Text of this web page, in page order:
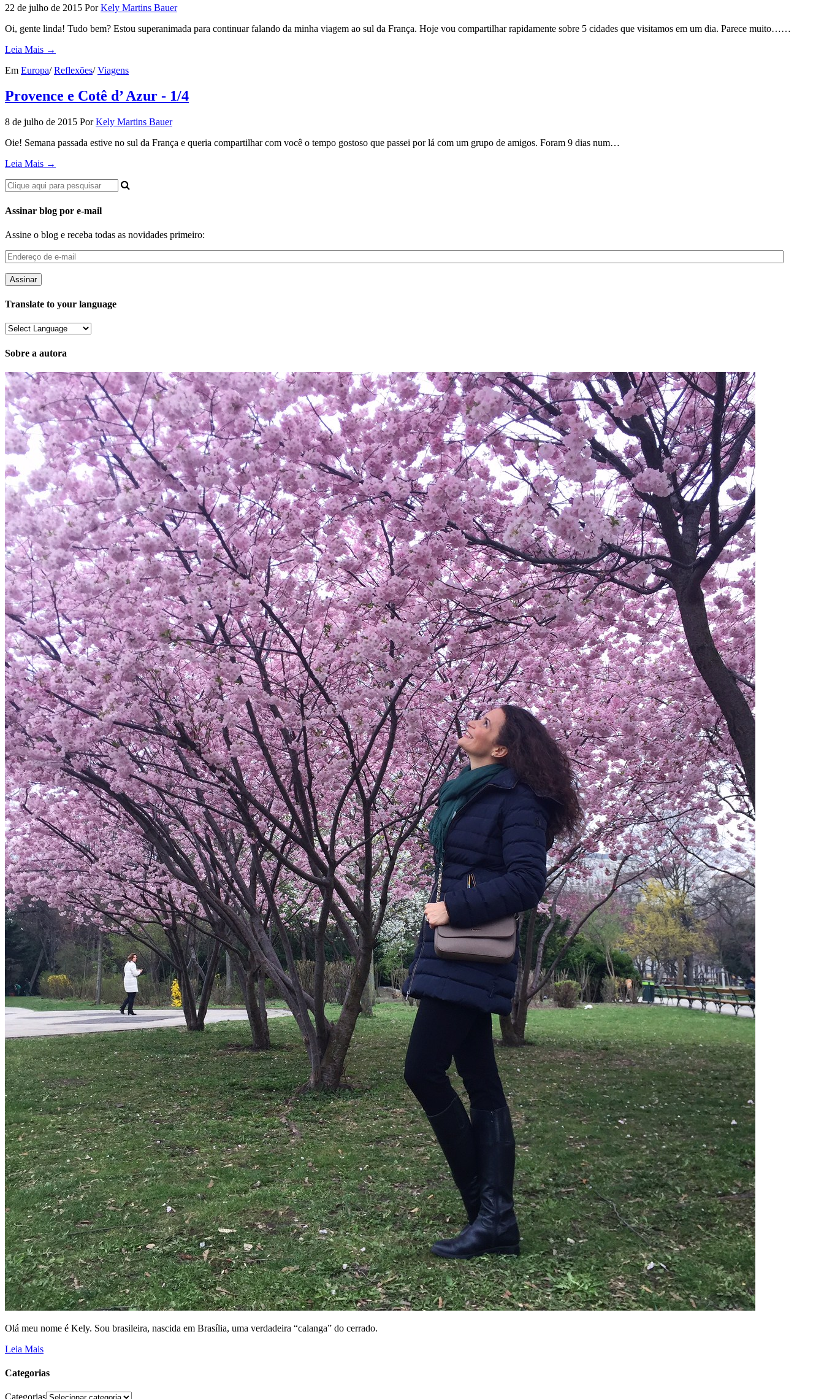
22 de julho de 2015 Por Kely Martins Bauer
Oi, gente linda! Tudo bem? Estou superanimada para continuar falando da minha viagem ao sul da França. Hoje vou compartilhar rapidamente sobre 5 cidades que visitamos em um dia. Parece muito……
Leia Mais →
Em Europa/ Reflexões/ Viagens
Provence e Cotê d’ Azur - 1/4
8 de julho de 2015 Por Kely Martins Bauer
Oie! Semana passada estive no sul da França e queria compartilhar com você o tempo gostoso que passei por lá com um grupo de amigos. Foram 9 dias num…
Leia Mais →
Assinar blog por e-mail
Assine o blog e receba todas as novidades primeiro:
Endereço
de
e-
mail
Translate to your language
Sobre a autora
Olá meu nome é Kely. Sou brasileira, nascida em Brasília, uma verdadeira “calanga” do cerrado.
Leia Mais
Categorias